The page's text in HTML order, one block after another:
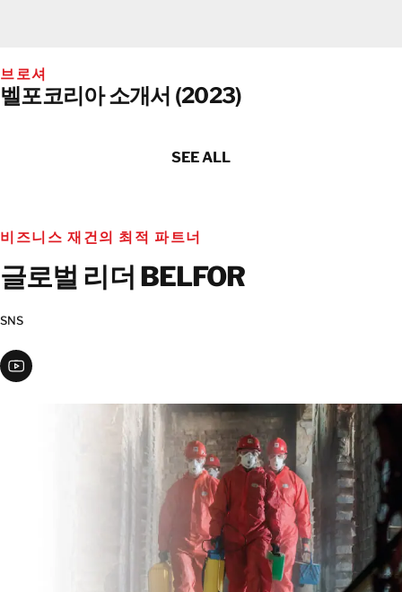
브로셔
벨포코리아 소개서 (2023)
SEE ALL
비즈니스 재건의 최적 파트너
글로벌 리더 BELFOR
SNS